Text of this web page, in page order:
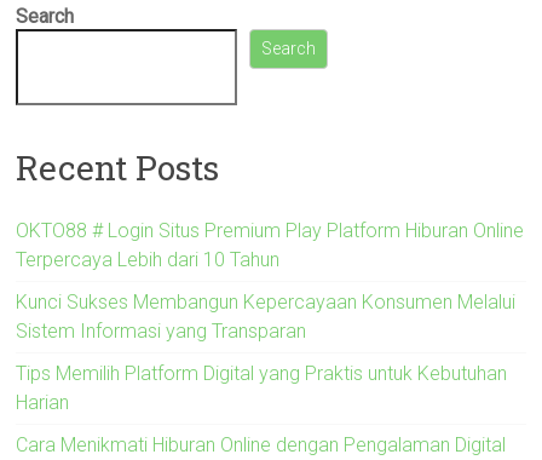
Search
Search
Recent Posts
OKTO88 # Login Situs Premium Play Platform Hiburan Online
Terpercaya Lebih dari 10 Tahun
Kunci Sukses Membangun Kepercayaan Konsumen Melalui
Sistem Informasi yang Transparan
Tips Memilih Platform Digital yang Praktis untuk Kebutuhan
Harian
Cara Menikmati Hiburan Online dengan Pengalaman Digital